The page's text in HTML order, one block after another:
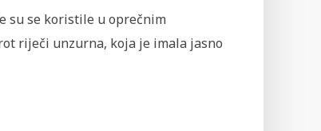
su se koristile u oprečnim
riječi unzurna, koja je imala jasno